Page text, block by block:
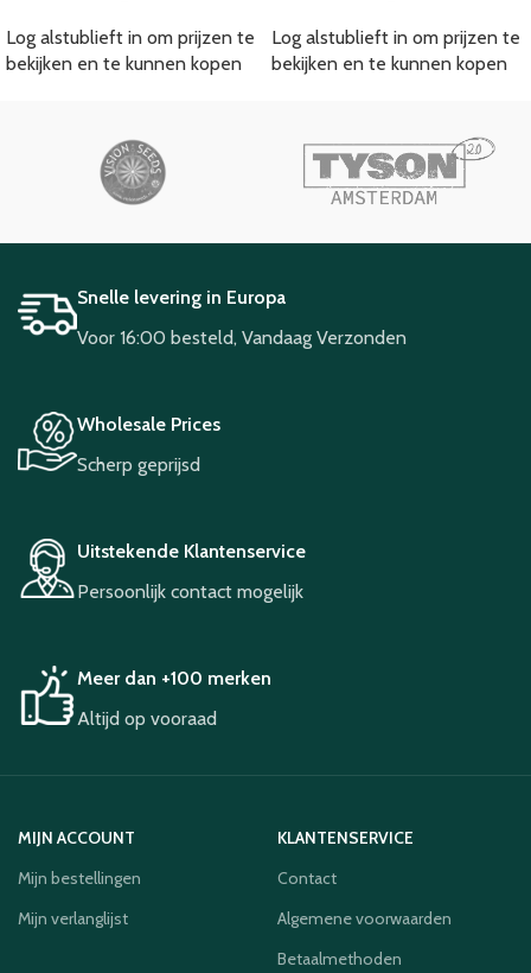
Log alstublieft in om prijzen te
bekijken en te kunnen kopen
Log alstublieft in om prijzen te
bekijken en te kunnen kopen
Snelle levering in Europa
Voor 16:00 besteld, Vandaag Verzonden
Wholesale Prices
Scherp geprijsd
Uitstekende Klantenservice
Persoonlijk contact mogelijk
Meer dan +100 merken
Altijd op vooraad
MIJN ACCOUNT
Mijn bestellingen
Mijn verlanglijst
KLANTENSERVICE
Contact
Algemene voorwaarden
Betaalmethoden